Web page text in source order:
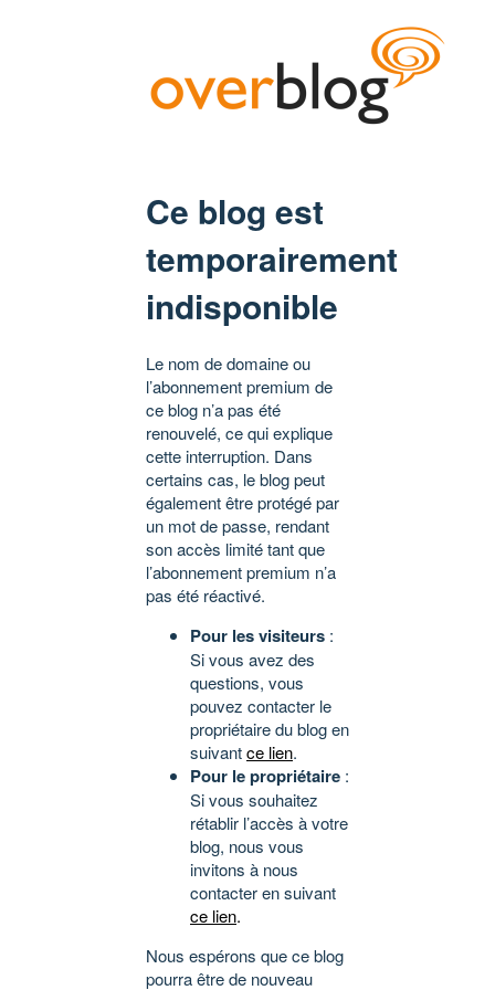
Ce blog est
temporairement
indisponible
Le nom de domaine ou
l’abonnement premium de
ce blog n’a pas été
renouvelé, ce qui explique
cette interruption. Dans
certains cas, le blog peut
également être protégé par
un mot de passe, rendant
son accès limité tant que
l’abonnement premium n’a
pas été réactivé.
Pour les visiteurs :
Si vous avez des
questions, vous
pouvez contacter le
propriétaire du blog en
suivantce lien.
Pour le propriétaire :
Si vous souhaitez
rétablir l’accès à votre
blog, nous vous
invitons à nous
contacter en suivant
ce lien.
Nous espérons que ce blog
pourra être de nouveau